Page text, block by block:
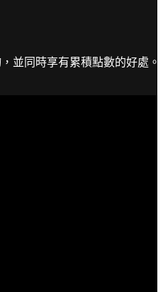
並同時享有累積點數的好處。